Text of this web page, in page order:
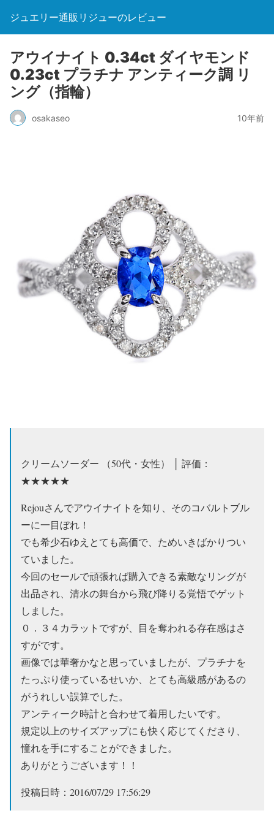
ジュエリー通販リジューのレビュー
アウイナイト 0.34ct ダイヤモンド
0.23ct プラチナ アンティーク調 リ
ング（指輪）
osakaseo 10年前
クリームソーダー （50代・女性） │ 評価：
★★★★★
Rejouさんでアウイナイトを知り、そのコバルトブル
ーに一目ぼれ！
でも希少石ゆえとても高価で、ためいきばかりつい
ていました。
今回のセールで頑張れば購入できる素敵なリングが
出品され、清水の舞台から飛び降りる覚悟でゲット
しました。
０．３４カラットですが、目を奪われる存在感はさ
すがです。
画像では華奢かなと思っていましたが、プラチナを
たっぷり使っているせいか、とても高級感があるの
がうれしい誤算でした。
アンティーク時計と合わせて着用したいです。
規定以上のサイズアップにも快く応じてくださり、
憧れを手にすることができました。
ありがとうございます！！
投稿日時：2016/07/29 17:56:29